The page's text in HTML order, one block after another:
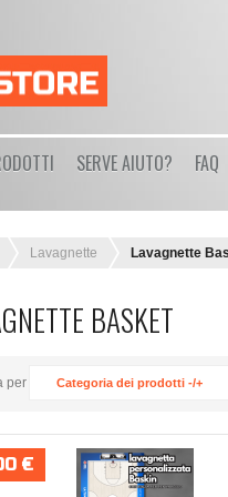
SERVE AIUTO? FAQ
Lavagnette Lavagnette
BASKET
per Categoria dei prodotti -/+
€